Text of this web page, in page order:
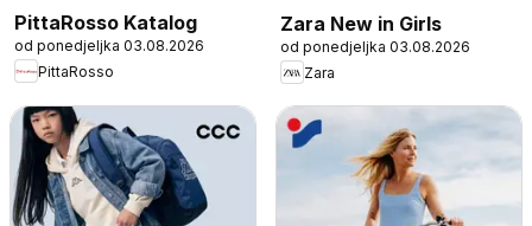
PittaRosso Katalog
od ponedjeljka 03.08.2026
PittaRosso
Zara New in Girls
od ponedjeljka 03.08.2026
Zara